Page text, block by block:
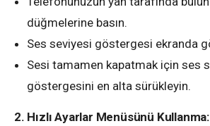
düğmelerine basın.
Ses seviyesi göstergesi ekranda
Sesi tamamen kapatmak için ses
göstergesini en alta sürükleyin.
2. Hızlı Ayarlar Menüsünü Kullanma: